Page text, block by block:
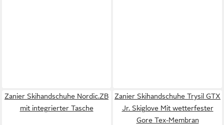
Zanier Skihandschuhe Nordic.ZB
mit integrierter Tasche
Zanier Skihandschuhe Trysil GTX
Jr. Skiglove Mit wetterfester
Gore Tex-Membran